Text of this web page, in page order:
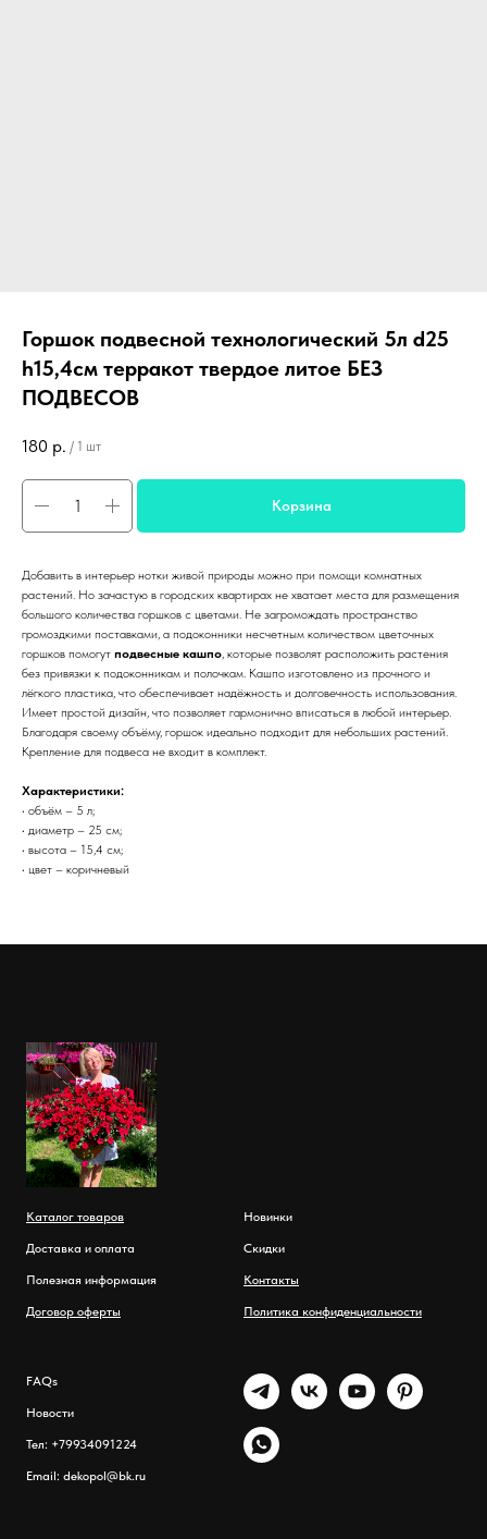
Горшок подвесной технологический 5л d25
h15,4см терракот твердое литое БЕЗ
ПОДВЕСОВ
180 р. / 1 шт
Корзина
Добавить в интерьер нотки живой природы можно при помощи комнатных
растений. Но зачастую в городских квартирах не хватает места для размещения
большого количества горшков с цветами. Не загромождать пространство
громоздкими поставками, а подоконники несчетным количеством цветочных
горшков помогут подвесные кашпо, которые позволят расположить растения
без привязки к подоконникам и полочкам. Кашпо изготовлено из прочного и
лёгкого пластика, что обеспечивает надёжность и долговечность использования.
Имеет простой дизайн, что позволяет гармонично вписаться в любой интерьер.
Благодаря своему объёму, горшок идеально подходит для небольших растений.
Крепление для подвеса не входит в комплект.
Характеристики:
• объём – 5 л;
• диаметр – 25 см;
• высота – 15,4 см;
• цвет – коричневый
Каталог товаров
Доставка и оплата
Полезная информация
Договор оферты
Новинки
Скидки
Контакты
Политика конфиденциальности
FAQs
Новости
Тел: +79934091224
Email: dekopol@bk.ru